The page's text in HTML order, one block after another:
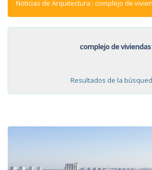
Noticias de Arquitectura : complejo de
complejo de viviendas
Resultados de la